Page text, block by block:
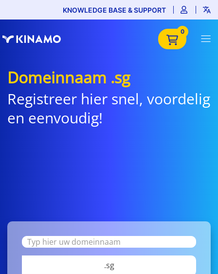
KNOWLEDGE BASE & SUPPORT
0
Domeinnaam .sg
Registreer hier snel, voordelig
en eenvoudig!
.sg